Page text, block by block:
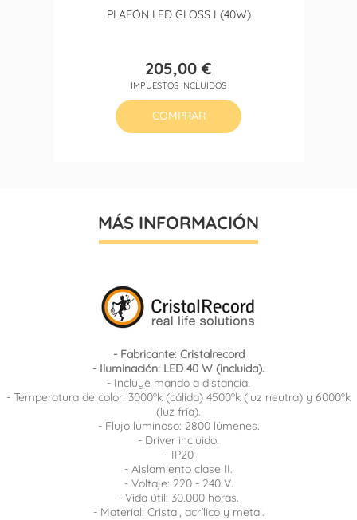
PLAFÓN LED GLOSS I (40W)
Precio
205,00 €
IMPUESTOS INCLUIDOS
COMPRAR
MÁS INFORMACIÓN
- Fabricante: Cristalrecord
- Iluminación: LED 40 W (incluida).
- Incluye mando a distancia.
- Temperatura de color: 3000ºk (cálida) 4500ºk (luz neutra) y 6000ºk
(luz fría).
- Flujo luminoso: 2800 lúmenes.
- Driver incluido.
- IP20
- Aislamiento clase II.
- Voltaje: 220 - 240 V.
- Vida útil: 30.000 horas.
- Material: Cristal, acrílico y metal.